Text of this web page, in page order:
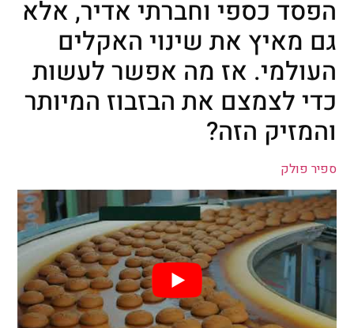
הפסד כספי וחברתי אדיר, אלא
גם מאיץ את שינוי האקלים
העולמי. אז מה אפשר לעשות
כדי לצמצם את הבזבוז המיותר
והמזיק הזה?
ספיר פולק